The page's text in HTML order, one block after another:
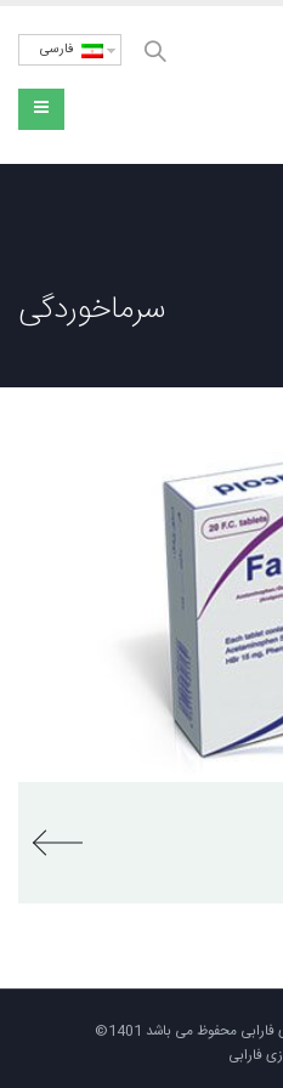
فارسی
سرماخوردگی
محفوظ می باشد 1401©
فارابی